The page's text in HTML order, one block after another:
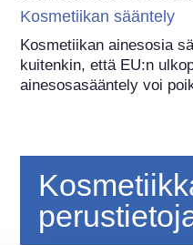
Kosmetiikan sääntely
Kosmetiikan ainesosia
kuitenkin, että EU:n
ainesosasääntely voi